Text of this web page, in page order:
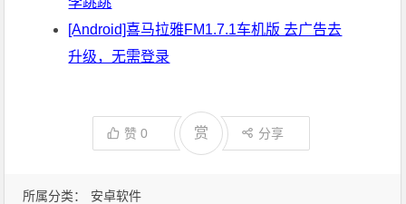
所属分类： 安卓软件
[Android]喜马拉雅FM1.7.1车机版 去广告去
升级，无需登录
赞0 赏 分享